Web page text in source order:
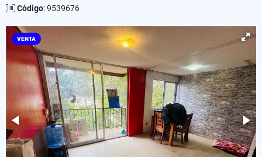
Código: 9539676
VENTA